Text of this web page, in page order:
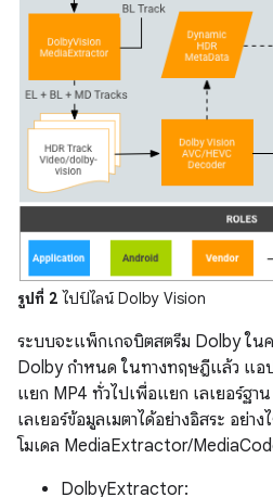
รูปที่ 2 ไปป์ไลน์ Dolby Vision
ระบบจะแพ็กเกจบิตสตรีม Dolby ใน
Dolby กำหนด ในทางทฤษฎีแล้ว แอ
แยก MP4 ทั่วไปเพื่อแยก เลเยอร์ฐา
เลเยอร์ข้อมูลเมตาได้อย่างอิสระ อย่า
โมเดล MediaExtractor/
DolbyExtractor: